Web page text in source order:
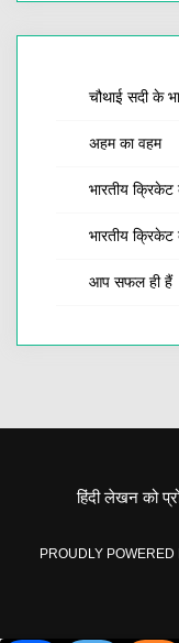
चौथाई सदी के
अहम का वहम
भारतीय
भारतीय
आप सफल ही हैं
हिंदी लेखन को
PROUDLY